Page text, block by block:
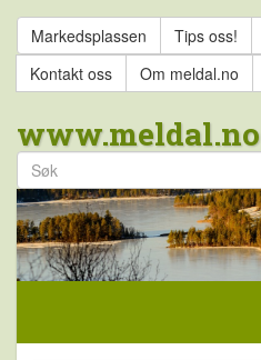
Markedsplassen Tips oss!
Kontakt oss
Om meldal.no
www.meldal.no